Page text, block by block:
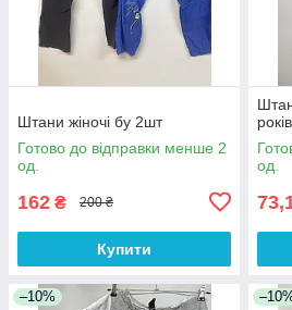
Штани жіночі бу 2шт
Готово до відправки менше 2
од.
162 ₴ 200 ₴
Купити
років
од.
–10%